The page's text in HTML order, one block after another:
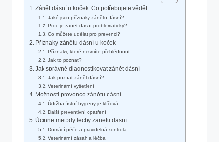
Zánět dásní u koček: Co potřebujete vědět
Jaké jsou příznaky zánětu dásní?
Proč je zánět dásní problematický?
Co můžete udělat pro prevenci?
Příznaky zánětu dásní u koček
Příznaky, které nesmíte přehlédnout
Jak to poznat?
Jak správně diagnostikovat zánět dásní
Jak poznat zánět dásní?
Veterinární vyšetření
Možnosti prevence zánětu dásní
Údržba ústní hygieny je klíčová
Další preventivní opatření
Účinné metody léčby zánětu dásní
Domácí péče a pravidelná kontrola
Veterinární zásah a léčba